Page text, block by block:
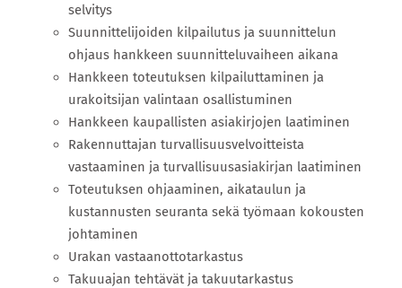
selvitys
Suunnittelijoiden kilpailutus ja suunnittelun
ohjaus hankkeen suunnitteluvaiheen aikana
Hankkeen toteutuksen kilpailuttaminen ja
urakoitsijan valintaan osallistuminen
Hankkeen kaupallisten asiakirjojen laatiminen
Rakennuttajan turvallisuusvelvoitteista
vastaaminen ja turvallisuusasiakirjan laatiminen
Toteutuksen ohjaaminen, aikataulun ja
kustannusten seuranta sekä työmaan kokousten
johtaminen
Urakan vastaanottotarkastus
Takuuajan tehtävät ja takuutarkastus